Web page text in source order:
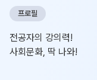
프로필
전공자의 강의력!
사회문화, 딱 나와!